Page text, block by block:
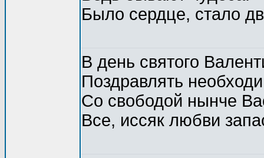
Было сердце, стало
В день святого
Поздравлять
Со свободой нынче
Все, иссяк любви